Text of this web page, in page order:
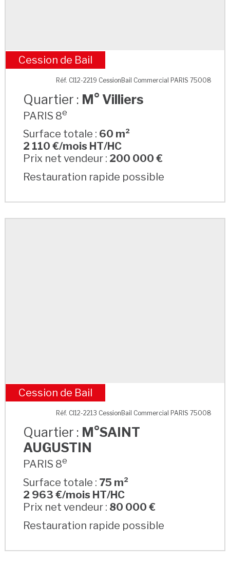
M° Villiers
Cession de Bail
Réf. CI12-2219 CessionBail Commercial PARIS 75008
Quartier : M° Villiers
PARIS 8e
Surface totale : 60 m²
2 110 €/mois HT/HC
Prix net vendeur : 200 000 €
Restauration rapide possible
M°SAINT AUGUSTIN
Cession de Bail
Réf. CI12-2213 CessionBail Commercial PARIS 75008
Quartier : M°SAINT
AUGUSTIN
PARIS 8e
Surface totale : 75 m²
2 963 €/mois HT/HC
Prix net vendeur : 80 000 €
Restauration rapide possible